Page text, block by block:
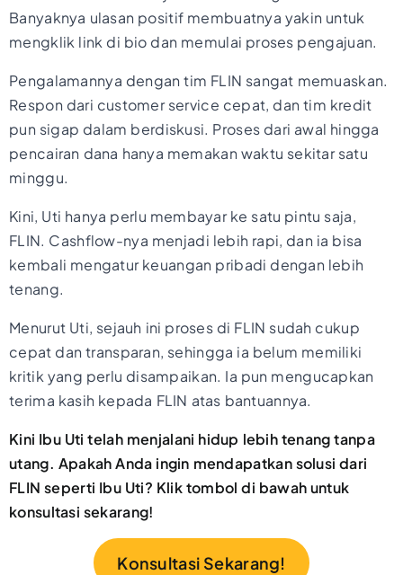
Banyaknya ulasan positif membuatnya yakin untuk
mengklik link di bio dan memulai proses pengajuan.
Pengalamannya dengan tim FLIN sangat memuaskan.
Respon dari customer service cepat, dan tim kredit
pun sigap dalam berdiskusi. Proses dari awal hingga
pencairan dana hanya memakan waktu sekitar satu
minggu.
Kini, Uti hanya perlu membayar ke satu pintu saja,
FLIN. Cashflow-nya menjadi lebih rapi, dan ia bisa
kembali mengatur keuangan pribadi dengan lebih
tenang.
Menurut Uti, sejauh ini proses di FLIN sudah cukup
cepat dan transparan, sehingga ia belum memiliki
kritik yang perlu disampaikan. Ia pun mengucapkan
terima kasih kepada FLIN atas bantuannya.
Kini Ibu Uti telah menjalani hidup lebih tenang tanpa
utang. Apakah Anda ingin mendapatkan solusi dari
FLIN seperti Ibu Uti? Klik tombol di bawah untuk
konsultasi sekarang!
Konsultasi Sekarang!